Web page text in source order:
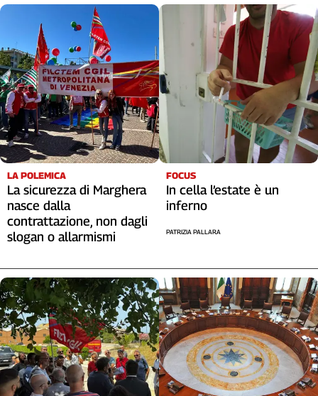
Venezia
Lazio
Liguria
Lombardia
Marche
Piemonte
Puglia
Sardegna
Sicilia
Toscana
Trentino
Umbria
D'Aosta
Veneto
Archivio
Storico
1955-
2014
LA POLEMICA
La sicurezza di Marghera
nasce dalla
contrattazione, non dagli
slogan o allarmismi
FOCUS
In cella l’estate è un
inferno
PATRIZIA PALLARA